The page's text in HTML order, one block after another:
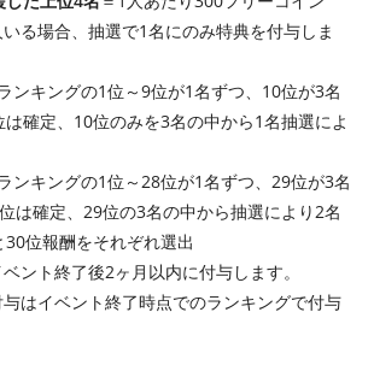
る場合、抽選で1名にのみ特典を付与しま
ンキングの1位～9位が1名ずつ、10位が3名
確定、10位のみを3名の中から1名抽選によ
ンキングの1位～28位が1名ずつ、29位が3名
は確定、29位の3名の中から抽選により2名
位報酬をそれぞれ選出
ント終了後2ヶ月以内に付与します。
はイベント終了時点でのランキングで付与